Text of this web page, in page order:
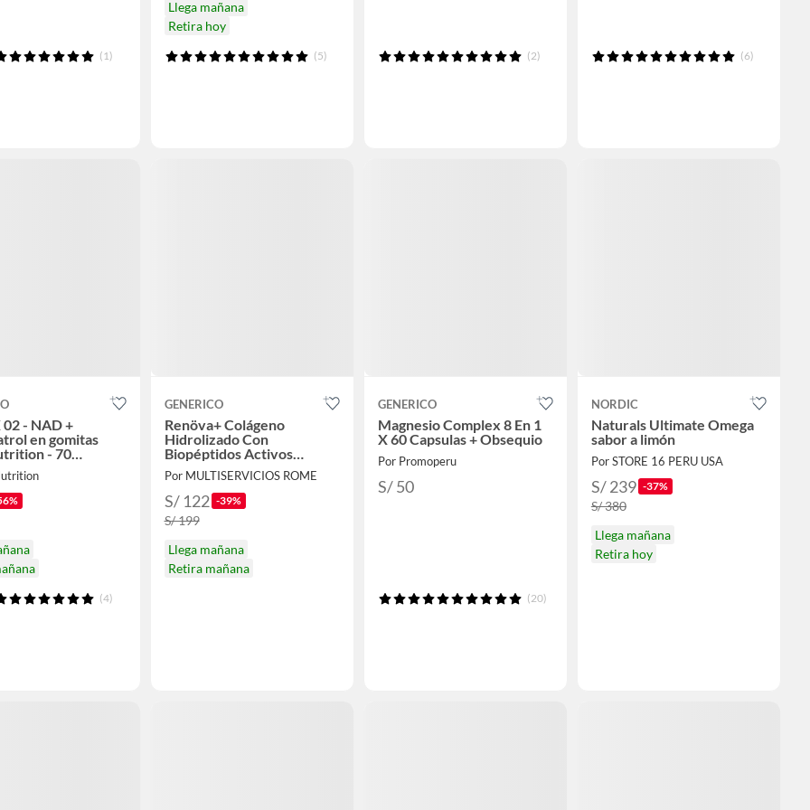
(1)
Llega mañana
Retira hoy
(5) (2) (6)
02 - NAD +
en gomitas
- 70
Uva
(4)
GENERICO
Renöva+ Colágeno
Hidrolizado Con
Biopéptidos Activos
Berries Original
Por MULTISERVICIOS ROME
S/ 122 -39%
S/ 199
Llega mañana
Retira mañana
GENERICO
Magnesio Complex 8 En 1
X 60 Capsulas + Obsequio
Por Promoperu
S/ 50
(20)
NORDIC
Naturals Ultimate Omega
sabor a limón
Por STORE 16 PERU USA
S/ 239 -37%
S/ 380
Llega mañana
Retira hoy